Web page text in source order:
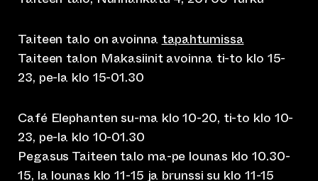
Taiteen talo on avoinna tapahtumissa
Taiteen talon Makasiinit avoinna ti-to klo 15-
23, pe-la klo 15-01.30
Café Elephanten su-ma klo 10-20, ti-to klo 10-
23, pe-la klo 10-01.30
Pegasus Taiteen talo ma-pe lounas klo 10.30-
15, la lounas klo 11-15 ja brunssi su klo 11-15